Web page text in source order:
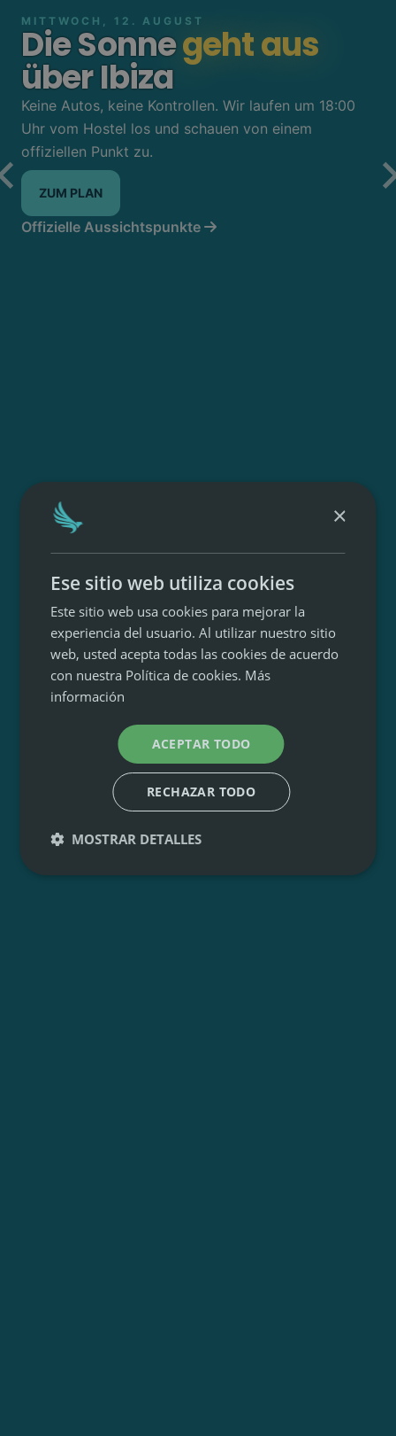
×
Ese sitio web utiliza cookies
Este sitio web usa cookies para mejorar la
experiencia del usuario. Al utilizar nuestro sitio
web, usted acepta todas las cookies de acuerdo
con nuestra Política de cookies. Más
información
ACEPTAR TODO
RECHAZAR TODO
MOSTRAR DETALLES